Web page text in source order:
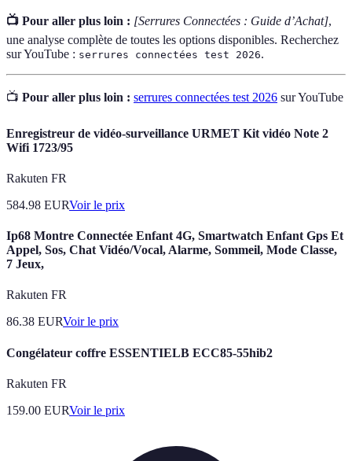
📺 Pour aller plus loin : [Serrures Connectées : Guide d’Achat],
une analyse complète de toutes les options disponibles. Recherchez
sur YouTube : serrures connectées test 2026.
📺 Pour aller plus loin : serrures connectées test 2026 sur YouTube
Enregistreur de vidéo-surveillance URMET Kit vidéo Note 2
Wifi 1723/95
Rakuten FR
584.98 EURVoir le prix
Ip68 Montre Connectée Enfant 4G, Smartwatch Enfant Gps Et
Appel, Sos, Chat Vidéo/Vocal, Alarme, Sommeil, Mode Classe,
7 Jeux,
Rakuten FR
86.38 EURVoir le prix
Congélateur coffre ESSENTIELB ECC85-55hib2
Rakuten FR
159.00 EURVoir le prix